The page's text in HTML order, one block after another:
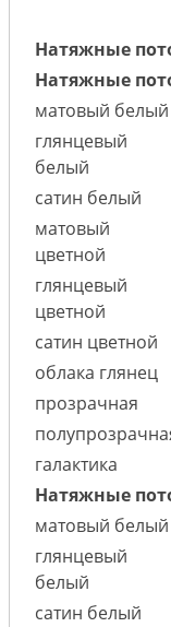
Натяжные
Натяжные
матовый белый
глянцевый
белый
сатин белый
матовый
цветной
глянцевый
цветной
сатин цветной
облака глянец
прозрачная
галактика
Натяжные
матовый белый
глянцевый
белый
сатин белый